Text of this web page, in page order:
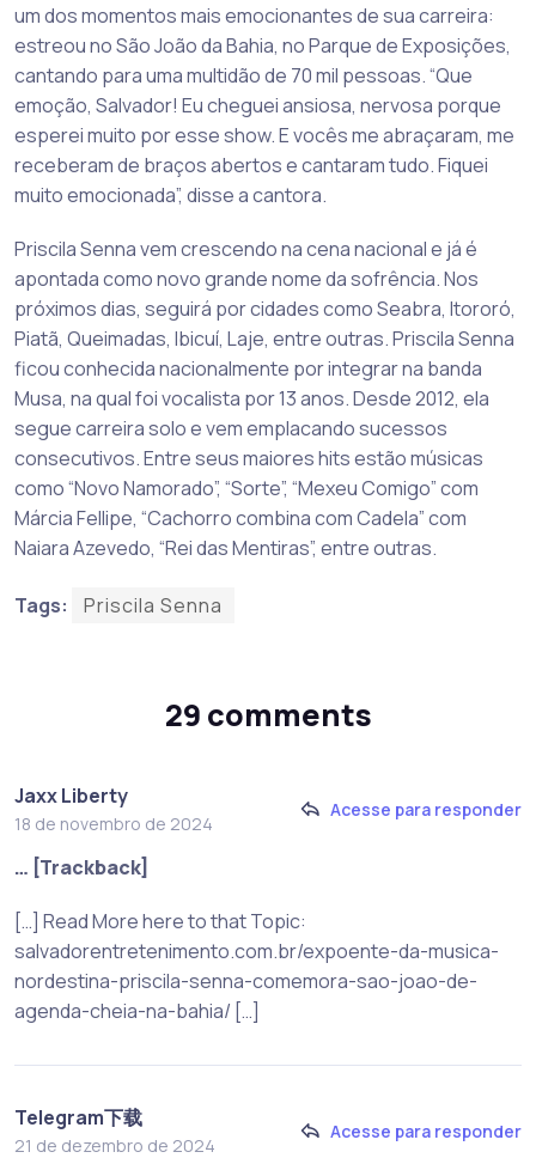
um dos momentos mais emocionantes de sua carreira:
estreou no São João da Bahia, no Parque de Exposições,
cantando para uma multidão de 70 mil pessoas. “Que
emoção, Salvador! Eu cheguei ansiosa, nervosa porque
esperei muito por esse show. E vocês me abraçaram, me
receberam de braços abertos e cantaram tudo. Fiquei
muito emocionada”, disse a cantora.
Priscila Senna vem crescendo na cena nacional e já é
apontada como novo grande nome da sofrência. Nos
próximos dias, seguirá por cidades como Seabra, Itororó,
Piatã, Queimadas, Ibicuí, Laje, entre outras. Priscila Senna
ficou conhecida nacionalmente por integrar na banda
Musa, na qual foi vocalista por 13 anos. Desde 2012, ela
segue carreira solo e vem emplacando sucessos
consecutivos. Entre seus maiores hits estão músicas
como “Novo Namorado”, “Sorte”, “Mexeu Comigo” com
Márcia Fellipe, “Cachorro combina com Cadela” com
Naiara Azevedo, “Rei das Mentiras”, entre outras.
Tags: Priscila Senna
29 comments
Jaxx Liberty
18 de novembro de 2024
Acesse para responder
… [Trackback]
[…] Read More here to that Topic:
salvadorentretenimento.com.br/expoente-da-musica-
nordestina-priscila-senna-comemora-sao-joao-de-
agenda-cheia-na-bahia/ […]
Telegram下载
21 de dezembro de 2024
Acesse para responder